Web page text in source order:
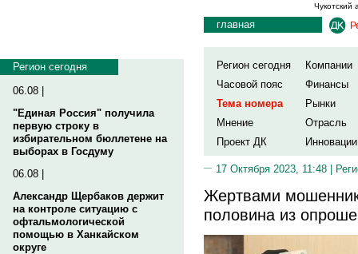
Чукотский
Регион сегодня
06.08 |
"Единая Россия" получила
первую строку в
избирательном бюллетене на
выборах в Госдуму
06.08 |
Александр Щербаков держит
на контроле ситуацию с
офтальмологической
помощью в Ханкайском
округе
главная
Регион сегодня
Компании
Часовой пояс
Финансы
Тема номера
Рынки
Мнение
Отрасль
Проект ДК
Инновации
17 Октября 2023, 11:48 |
Жертвами
половина из